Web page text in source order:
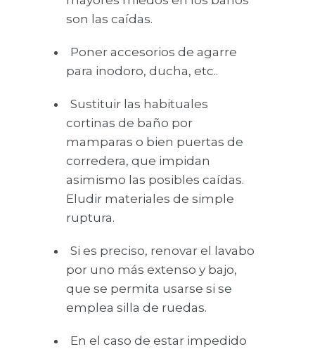
son las caídas.
Poner accesorios de agarre
para inodoro, ducha, etc..
Sustituir las habituales
cortinas de baño por
mamparas o bien puertas de
corredera, que impidan
asimismo las posibles caídas.
Eludir materiales de simple
ruptura.
Si es preciso, renovar el lavabo
por uno más extenso y bajo,
que se permita usarse si se
emplea silla de ruedas.
En el caso de estar impedido